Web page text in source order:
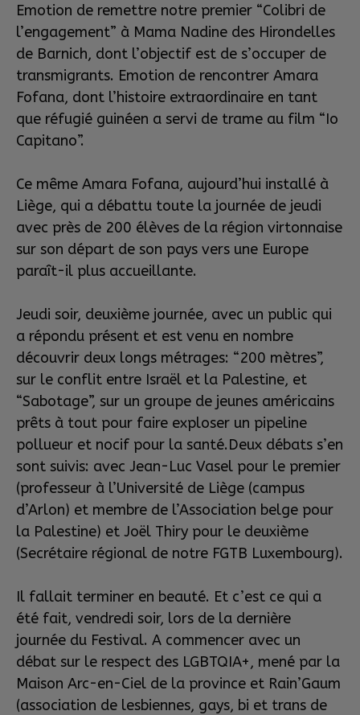
Emotion de remettre notre premier “Colibri de
l’engagement” à Mama Nadine des Hirondelles
de Barnich, dont l’objectif est de s’occuper de
transmigrants. Emotion de rencontrer Amara
Fofana, dont l’histoire extraordinaire en tant
que réfugié guinéen a servi de trame au film “Io
Capitano”.
Ce même Amara Fofana, aujourd’hui installé à
Liège, qui a débattu toute la journée de jeudi
avec près de 200 élèves de la région virtonnaise
sur son départ de son pays vers une Europe
paraît-il plus accueillante.
Jeudi soir, deuxième journée, avec un public qui
a répondu présent et est venu en nombre
découvrir deux longs métrages: “200 mètres”,
sur le conflit entre Israël et la Palestine, et
“Sabotage”, sur un groupe de jeunes américains
prêts à tout pour faire exploser un pipeline
pollueur et nocif pour la santé.Deux débats s’en
sont suivis: avec Jean-Luc Vasel pour le premier
(professeur à l’Université de Liège (campus
d’Arlon) et membre de l’Association belge pour
la Palestine) et Joël Thiry pour le deuxième
(Secrétaire régional de notre FGTB Luxembourg).
Il fallait terminer en beauté. Et c’est ce qui a
été fait, vendredi soir, lors de la dernière
journée du Festival. A commencer avec un
débat sur le respect des LGBTQIA+, mené par la
Maison Arc-en-Ciel de la province et Rain’Gaum
(association de lesbiennes, gays, bi et trans de